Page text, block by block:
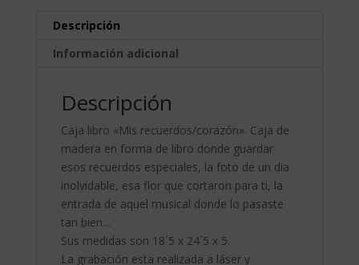
Descripción
Información adicional
Descripción
Caja libro «Mis recuerdos/corazón». Caja de
madera en forma de libro donde guardar
esos recuerdos especiales, la foto de un dia
inolvidable, esa flor que cortaron para ti, la
entrada de aquel musical donde lo pasaste
tan bien…
Sus medidas son 18´5 x 24´5 x 5.
La grabación esta realizada a láser y